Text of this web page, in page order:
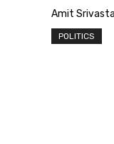
Amit
POLITICS